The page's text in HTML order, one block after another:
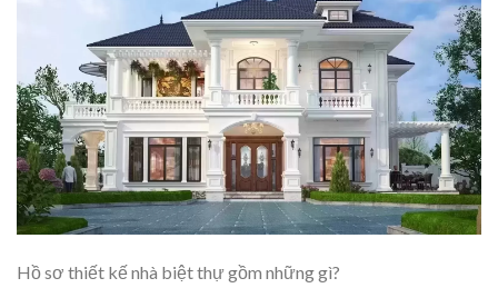
Hồ sơ thiết kế nhà biệt thự gồm những gì?